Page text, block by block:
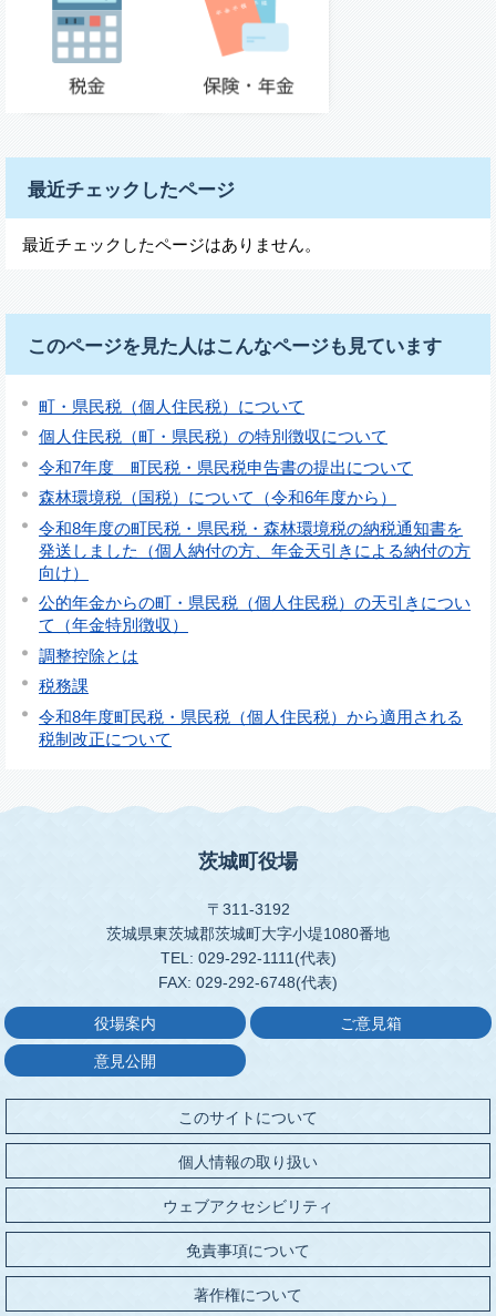
最近チェックしたページ
最近チェックしたページはありません。
このページを見た人はこんなページも見ています
町・県民税（個人住民税）について
個人住民税（町・県民税）の特別徴収について
令和7年度 町民税・県民税申告書の提出について
森林環境税（国税）について（令和6年度から）
令和8年度の町民税・県民税・森林環境税の納税通知書を
発送しました（個人納付の方、年金天引きによる納付の方
向け）
公的年金からの町・県民税（個人住民税）の天引きについ
て（年金特別徴収）
調整控除とは
税務課
令和8年度町民税・県民税（個人住民税）から適用される
税制改正について
茨城町役場
〒311-3192
茨城県東茨城郡茨城町大字小堤1080番地
TEL: 029-292-1111(代表)
FAX: 029-292-6748(代表)
役場案内 ご意見箱
意見公開
このサイトについて
個人情報の取り扱い
ウェブアクセシビリティ
免責事項について
著作権について